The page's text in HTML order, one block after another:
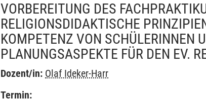
VORBEREITUNG DES
RELIGIONSDIDAKTISCHE
KOMPETENZ VON SCHÜLERINNEN
PLANUNGSASPEKTE FÜR DEN EV.
Dozent/in: Olaf Ideker-Harr
Termin: